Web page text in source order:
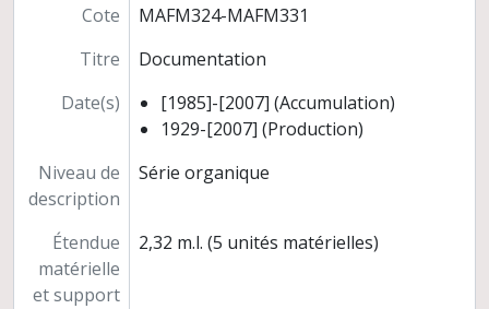
Cote
MAFM324-MAFM331
Titre
Documentation
Date(s)
[1985]-[2007] (Accumulation)
1929-[2007] (Production)
Niveau de
description
Série organique
Étendue
matérielle
et support
2,32 m.l. (5 unités matérielles)